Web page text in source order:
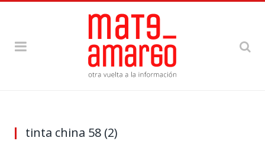
tinta china 58 (2)